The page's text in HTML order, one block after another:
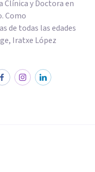
Clínica y Doctora en
Como
de todas las edades
Iratxe López